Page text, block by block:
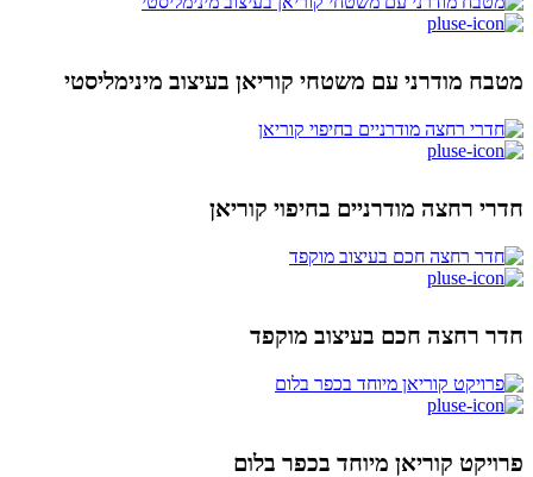
מטבח מודרני עם משטחי קוריאן בעיצוב מינימליסטי
חדרי רחצה מודרניים בחיפוי קוריאן
חדר רחצה חכם בעיצוב מוקפד
פרויקט קוריאן מיוחד בכפר בלום